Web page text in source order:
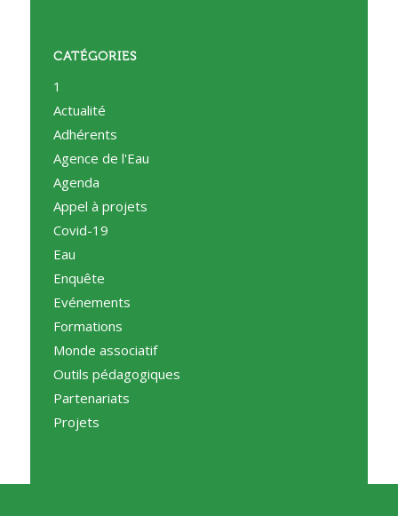
CATÉGORIES
1
Actualité
Adhérents
Agence de l'Eau
Agenda
Appel à projets
Covid-19
Eau
Enquête
Evénements
Formations
Monde associatif
Outils pédagogiques
Partenariats
Projets